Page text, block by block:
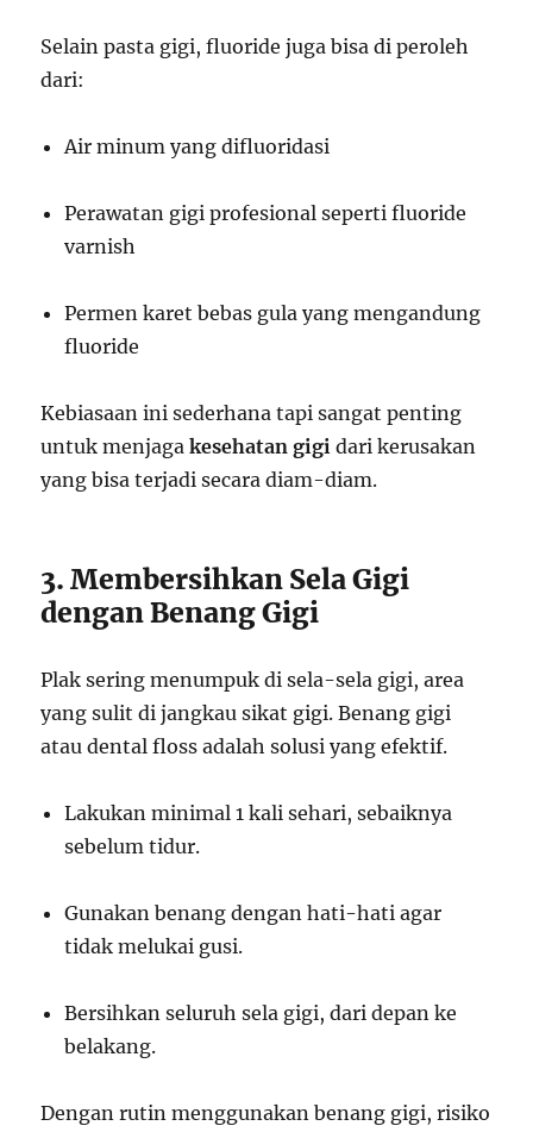
Selain pasta gigi, fluoride juga bisa di peroleh
dari:
Air minum yang difluoridasi
Perawatan gigi profesional seperti fluoride
varnish
Permen karet bebas gula yang mengandung
fluoride
Kebiasaan ini sederhana tapi sangat penting
untuk menjagakesehatan gigi dari kerusakan
yang bisa terjadi secara diam-diam.
3. Membersihkan Sela Gigi
dengan Benang Gigi
Plak sering menumpuk di sela-sela gigi, area
yang sulit di jangkau sikat gigi. Benang gigi
atau dental floss adalah solusi yang efektif.
Lakukan minimal 1 kali sehari, sebaiknya
sebelum tidur.
Gunakan benang dengan hati-hati agar
tidak melukai gusi.
Bersihkan seluruh sela gigi, dari depan ke
belakang.
Dengan rutin menggunakan benang gigi, risiko